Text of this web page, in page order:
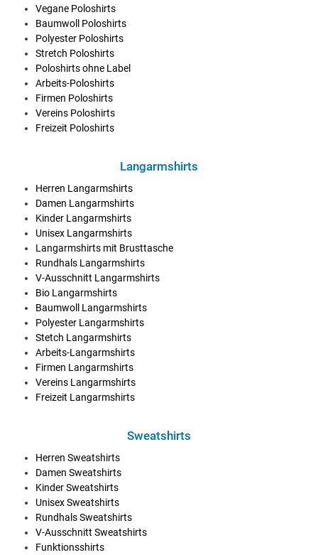
Vegane Poloshirts
Baumwoll Poloshirts
Polyester Poloshirts
Stretch Poloshirts
Poloshirts ohne Label
Arbeits-Poloshirts
Firmen Poloshirts
Vereins Poloshirts
Freizeit Poloshirts
Langarmshirts
Herren Langarmshirts
Damen Langarmshirts
Kinder Langarmshirts
Unisex Langarmshirts
Langarmshirts mit Brusttasche
Rundhals Langarmshirts
V-Ausschnitt Langarmshirts
Bio Langarmshirts
Baumwoll Langarmshirts
Polyester Langarmshirts
Stetch Langarmshirts
Arbeits-Langarmshirts
Firmen Langarmshirts
Vereins Langarmshirts
Freizeit Langarmshirts
Sweatshirts
Herren Sweatshirts
Damen Sweatshirts
Kinder Sweatshirts
Unisex Sweatshirts
Rundhals Sweatshirts
V-Ausschnitt Sweatshirts
Funktionsshirts